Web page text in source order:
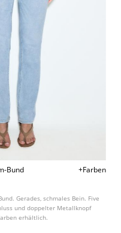
Bund
+Farben
Gerades, schmales Bein. Five
und doppelter Metallknopf
erhältlich.